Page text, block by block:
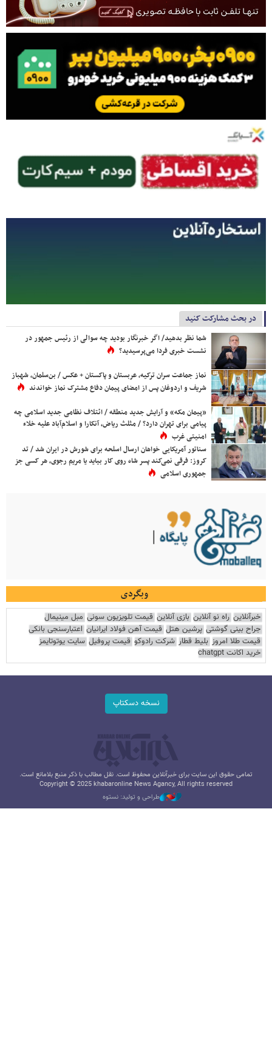
در بحث مشارکت کنید
شما نظر بدهید/ اگر خبرنگار بودید چه سوالی از رئیس جمهور در
نشست خبری فردا می‌پرسیدید؟
نماز جماعت سران ترکیه، عربستان و پاکستان + عکس / بن‌سلمان، شهباز
شریف و اردوغان پس از امضای پیمان دفاع مشترک نماز خواندند
«پیمان مکه» و آرایش جدید منطقه / ائتلاف نظامی جدید اسلامی چه
پیامی برای تهران دارد؟ / مثلث ریاض، آنکارا و اسلام‌آباد علیه خلاء
امنیتی غرب
سناتور آمریکایی خواهان ارسال اسلحه برای شورش در ایران شد / تد
کروز: فرقی نمی‌کند پسر شاه روی کار بیاید یا مریم رجوی، هر کسی جز
جمهوری اسلامی
وبگردی
خبرآنلاین راه نو آنلاین بازی آنلاین قیمت تلویزیون سونی مبل مینیمال
جراح بینی گوشتی پرشین هتل قیمت آهن فولاد ایرانیان اعتبارسنجی بانکی
قیمت طلا امروز بلیط قطار شرکت رادوکو قیمت پروفیل سایت یوتوتایمز
خرید اکانت chatgpt
نسخه دسکتاپ
تمامی حقوق این سایت برای خبرآنلاین محفوظ است. نقل مطالب با ذکر منبع بلامانع است.
Copyright © 2025 khabaronline News Agancy, All rights reserved
طراحی و تولید: نستوه